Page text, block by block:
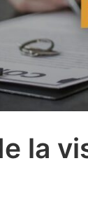
la